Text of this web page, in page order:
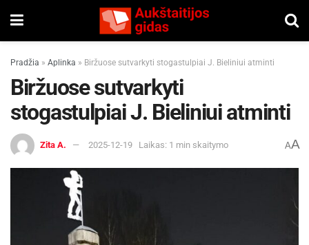
Pradžia » Aplinka » Biržuose sutvarkyti stogastulpiai J. Bieliniui atminti
Biržuose sutvarkyti
stogastulpiai J. Bieliniui atminti
Zita A. 2025-12-19 Laikas: 1 min skaitymo AA